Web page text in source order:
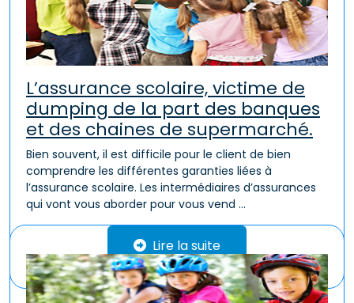
L’assurance scolaire, victime de
dumping de la part des banques
et des chaines de supermarché.
Bien souvent, il est difficile pour le client de bien
comprendre les différentes garanties liées à
l’assurance scolaire. Les intermédiaires d’assurances
qui vont vous aborder pour vous vend ...
Lire la suite